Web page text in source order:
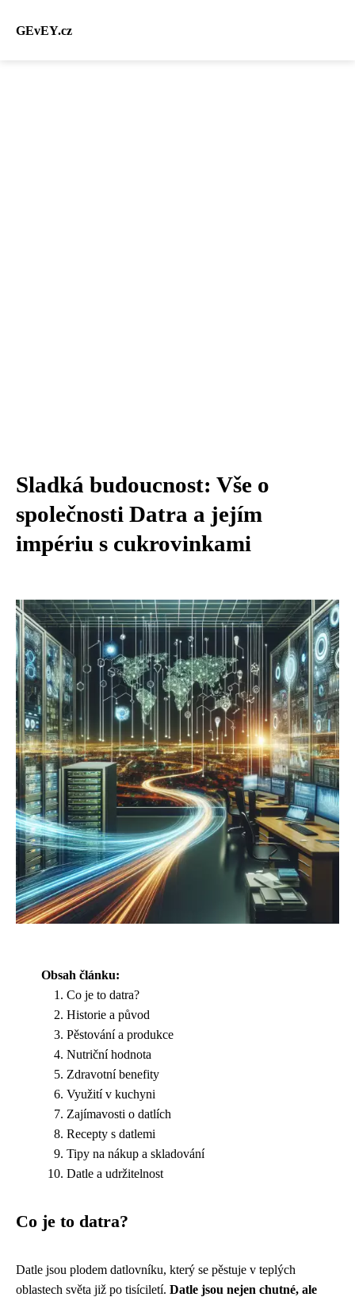
GEvEY.cz
Sladká budoucnost: Vše o
společnosti Datra a jejím
impériu s cukrovinkami
Obsah článku:
Co je to datra?
Historie a původ
Pěstování a produkce
Nutriční hodnota
Zdravotní benefity
Využití v kuchyni
Zajímavosti o datlích
Recepty s datlemi
Tipy na nákup a skladování
Datle a udržitelnost
Co je to datra?
Datle jsou plodem datlovníku, který se pěstuje v teplých
oblastech světa již po tisíciletí. Datle jsou nejen chutné, ale